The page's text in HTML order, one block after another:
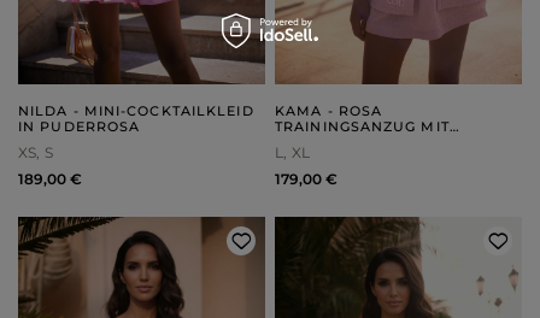
NILDA - MINI-COCKTAILKLEID
IN PUDERROSA
XS S
189,00 €
KAMA - ROSA
TRAININGSANZUG MIT
L XL
179,00 €